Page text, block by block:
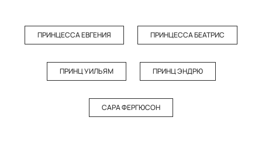
ПРИНЦЕССА ЕВГЕНИЯ ПРИНЦЕССА БЕАТРИС
ПРИНЦ УИЛЬЯМ ПРИНЦ ЭНДРЮ
САРА ФЕРГЮСОН